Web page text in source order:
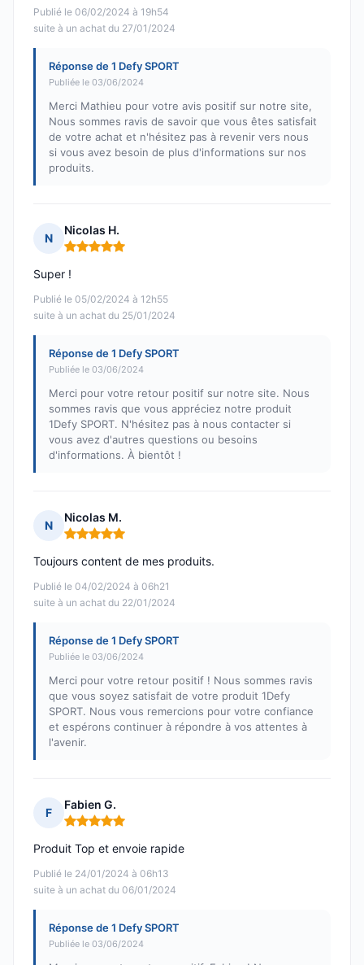
Publié le 06/02/2024 à 19h54
suite à un achat du 27/01/2024
Réponse de 1 Defy SPORT
Publiée le 03/06/2024
Merci Mathieu pour votre avis positif sur notre site,
Nous sommes ravis de savoir que vous êtes satisfait
de votre achat et n'hésitez pas à revenir vers nous
si vous avez besoin de plus d'informations sur nos
produits.
N
Nicolas H.
Note : 5 sur 5
Publié le 05/02/2024 à 12h55
suite à un achat du 25/01/2024
Super !
Réponse de 1 Defy SPORT
Publiée le 03/06/2024
Merci pour votre retour positif sur notre site. Nous
sommes ravis que vous appréciez notre produit
1Defy SPORT. N'hésitez pas à nous contacter si
vous avez d'autres questions ou besoins
d'informations. À bientôt !
N
Nicolas M.
Note : 5 sur 5
Publié le 04/02/2024 à 06h21
suite à un achat du 22/01/2024
Toujours content de mes produits.
Réponse de 1 Defy SPORT
Publiée le 03/06/2024
Merci pour votre retour positif ! Nous sommes ravis
que vous soyez satisfait de votre produit 1Defy
SPORT. Nous vous remercions pour votre confiance
et espérons continuer à répondre à vos attentes à
l'avenir.
F
Fabien G.
Note : 5 sur 5
Publié le 24/01/2024 à 06h13
suite à un achat du 06/01/2024
Produit Top et envoie rapide
Réponse de 1 Defy SPORT
Publiée le 03/06/2024